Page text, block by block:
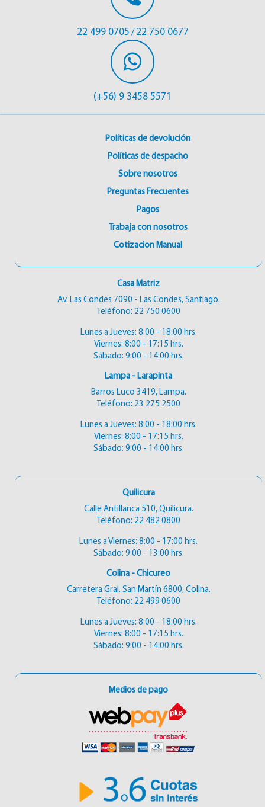
22 499 0705 / 22 750 0677
(+56) 9 3458 5571
Políticas de devolución
Políticas de despacho
Sobre nosotros
Preguntas Frecuentes
Pagos
Trabaja con nosotros
Cotizacion Manual
Casa Matriz
Av. Las Condes 7090 - Las Condes, Santiago.
Teléfono: 22 750 0600
Lunes a Jueves: 8:00 - 18:00 hrs.
Viernes: 8:00 - 17:15 hrs.
Sábado: 9:00 - 14:00 hrs.
Lampa - Larapinta
Barros Luco 3419, Lampa.
Teléfono: 23 275 2500
Lunes a Jueves: 8:00 - 18:00 hrs.
Viernes: 8:00 - 17:15 hrs.
Sábado: 9:00 - 14:00 hrs.
Quilicura
Calle Antillanca 510, Quilicura.
Teléfono: 22 482 0800
Lunes a Viernes: 8:00 - 17:00 hrs.
Sábado: 9:00 - 13:00 hrs.
Colina - Chicureo
Carretera Gral. San Martín 6800, Colina.
Teléfono: 22 499 0600
Lunes a Jueves: 8:00 - 18:00 hrs.
Viernes: 8:00 - 17:15 hrs.
Sábado: 9:00 - 14:00 hrs.
Medios de pago